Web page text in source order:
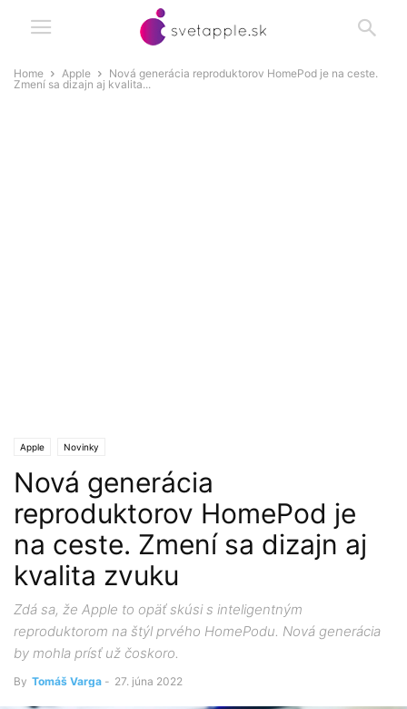
Home Apple
Nová generácia reproduktorov HomePod je na ceste.
Zmení sa dizajn aj kvalita...
Apple Novinky
Nová generácia
reproduktorov HomePod je
na ceste. Zmení sa dizajn aj
kvalita zvuku
Zdá sa, že Apple to opäť skúsi s inteligentným
reproduktorom na štýl prvého HomePodu. Nová generácia
by mohla prísť už čoskoro.
By Tomáš Varga - 27. júna 2022